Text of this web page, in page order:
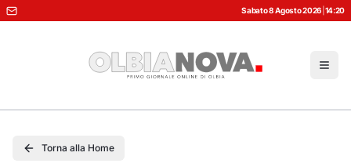
Sabato 8 Agosto 2026 14:20
Torna alla Home